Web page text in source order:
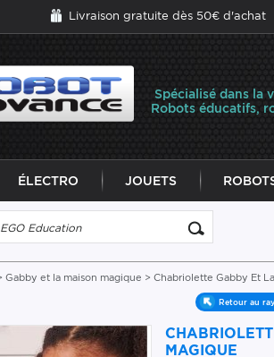
Livraison gratuite dès 50€ d'achat
Spécialisé dans la
Robots éducatifs,
ÉLECTRO JOUETS
Gabby et la maison magique > Chabriolette Gabby Et
Retour au
MAGIQUE